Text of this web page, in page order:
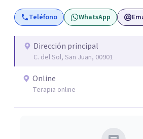
tratamiento amoldado a sus necesidades. Mi
es solo que comprendas qué te
y a manejar tus dificultades con
Teléfono WhatsApp
Dirección principal
C. del Sol, San Juan, 00901
Online
Terapia online